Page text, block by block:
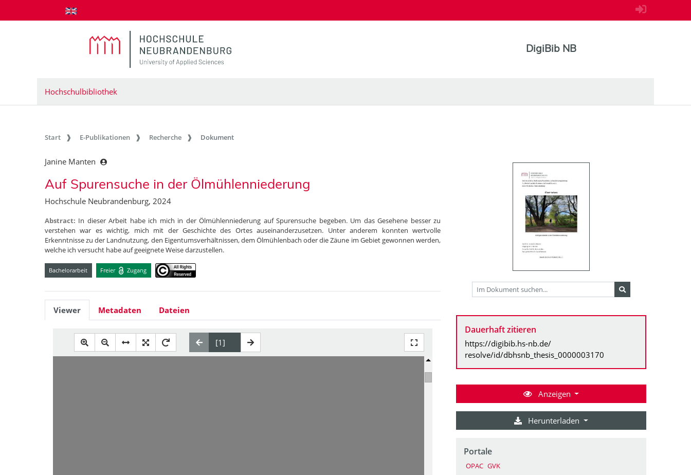
zum Inhalt springen
DigiBib NB
Hochschulbibliothek
Start E-Publikationen Recherche Dokument
Janine Manten
Auf Spurensuche in der Ölmühlenniederung
Hochschule Neubrandenburg, 2024
Abstract: In dieser Arbeit habe ich mich in der Ölmühlenniederung auf Spurensuche begeben. Um das Gesehene besser zu
verstehen war es wichtig, mich mit der Geschichte des Ortes auseinanderzusetzen. Unter anderem konnten wertvolle
Erkenntnisse zu der Landnutzung, den Eigentumsverhältnissen, dem Ölmühlenbach oder die Zäune im Gebiet gewonnen werden,
welche ich versucht habe auf geeignete Weise darzustellen.
Bachelorarbeit Freier Zugang
Viewer Metadaten Dateien
Dauerhaft zitieren
https://digibib.hs-nb.de/
resolve/id/dbhsnb_thesis_0000003170
Anzeigen
Herunterladen
Portale
OPAC GVK